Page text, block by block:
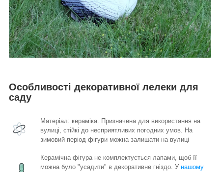
Особливості декоративної лелеки для
саду
Матеріал: кераміка. Призначена для використання на
вулиці, стійкі до несприятливих погодних умов. На
зимовий період фігури можна залишати на вулиці
Керамічна фігура не комплектується лапами, щоб її
можна було "усадити" в декоративне гніздо. У нашому